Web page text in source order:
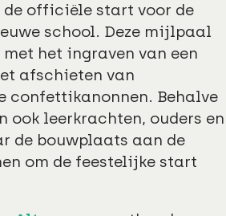
de officiële start voor de
school. Deze mijlpaal
het ingraven van een
afschieten van
confettikanonnen. Behalve
ook leerkrachten, ouders en
de bouwplaats aan de
om de feestelijke start